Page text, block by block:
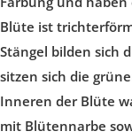
Blüte ist
Stängel bilden sich
sitzen sich die
Inneren der Blüte
mit Blütennarbe